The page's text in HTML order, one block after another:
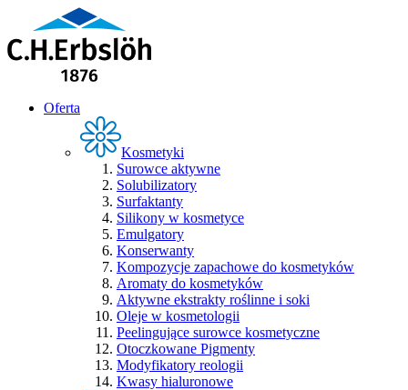
Oferta
Kosmetyki
Surowce aktywne
Solubilizatory
Surfaktanty
Silikony w kosmetyce
Emulgatory
Konserwanty
Kompozycje zapachowe do kosmetyków
Aromaty do kosmetyków
Aktywne ekstrakty roślinne i soki
Oleje w kosmetologii
Peelingujące surowce kosmetyczne
Otoczkowane Pigmenty
Modyfikatory reologii
Kwasy hialuronowe